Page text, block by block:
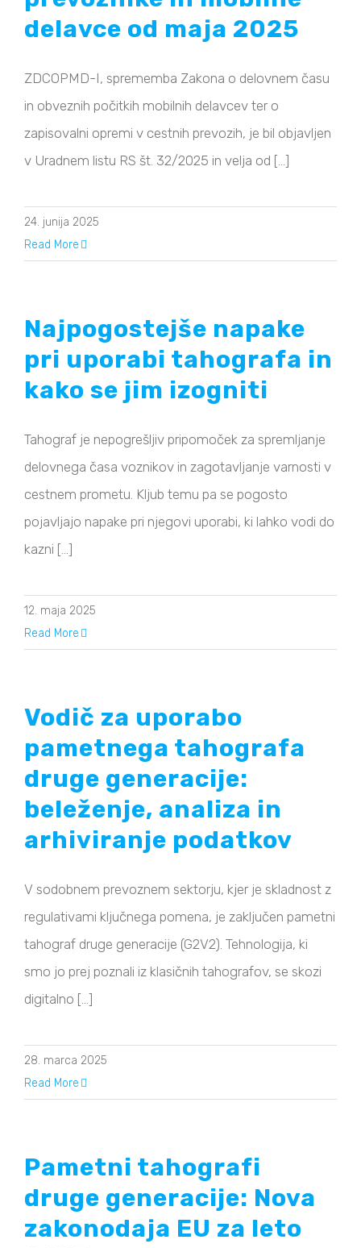
delavce od maja 2025
ZDCOPMD-I, sprememba Zakona o delovnem času
in obveznih počitkih mobilnih delavcev ter o
zapisovalni opremi v cestnih prevozih, je bil objavljen
v Uradnem listu RS št. 32/2025 in velja od [...]
24. junija 2025
Read More
Najpogostejše napake
pri uporabi tahografa in
kako se jim izogniti
Tahograf je nepogrešljiv pripomoček za spremljanje
delovnega časa voznikov in zagotavljanje varnosti v
cestnem prometu. Kljub temu pa se pogosto
pojavljajo napake pri njegovi uporabi, ki lahko vodi do
kazni [...]
12. maja 2025
Read More
Vodič za uporabo
pametnega tahografa
druge generacije:
beleženje, analiza in
arhiviranje podatkov
V sodobnem prevoznem sektorju, kjer je skladnost z
regulativami ključnega pomena, je zaključen pametni
tahograf druge generacije (G2V2). Tehnologija, ki
smo jo prej poznali iz klasičnih tahografov, se skozi
digitalno [...]
28. marca 2025
Read More
Pametni tahografi
druge generacije: Nova
zakonodaja EU za leto